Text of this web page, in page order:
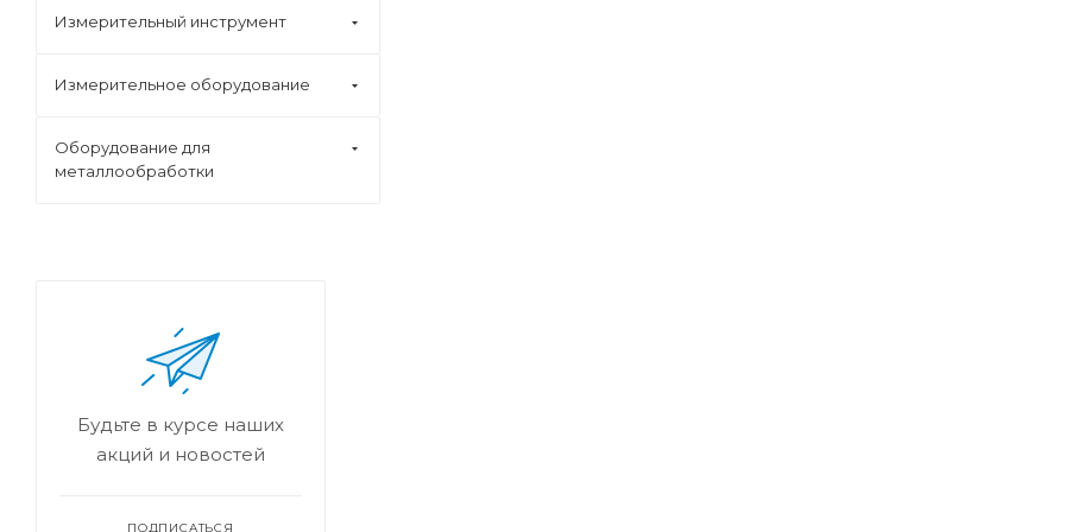
Измерительный инструмент
Измерительное оборудование
Оборудование для
металлообработки
Будьте в курсе наших
акций и новостей
ПОДПИСАТЬСЯ